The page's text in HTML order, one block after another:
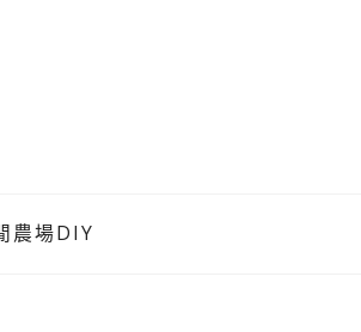
農場DIY